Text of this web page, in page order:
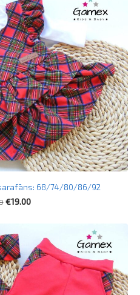
sarafāns: 68/74/80/86/92
€19.00